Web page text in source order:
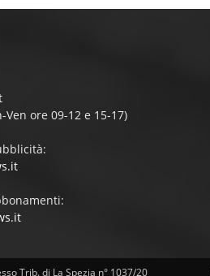
Ven ore 09-12 e 15-17)
Trib. di La Spezia n° 1037/20